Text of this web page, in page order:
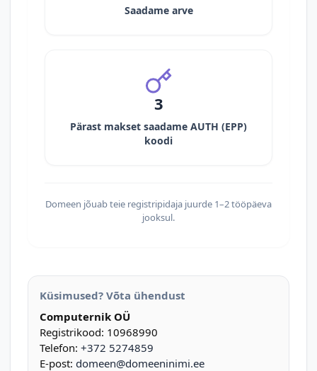
Saadame arve
3
Pärast makset saadame AUTH (EPP)
koodi
Domeen jõuab teie registripidaja juurde 1–2 tööpäeva
jooksul.
Küsimused? Võta ühendust
Computernik OÜ
Registrikood: 10968990
Telefon: +372 5274859
E-post: domeen@domeeninimi.ee